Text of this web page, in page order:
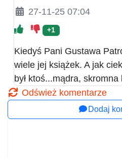
27-11-25 07:04
+1
Kiedyś Pani Gustawa
wiele jej książek. A jak
był ktoś...mądra, skromna
Odśwież komentarze
Dodaj